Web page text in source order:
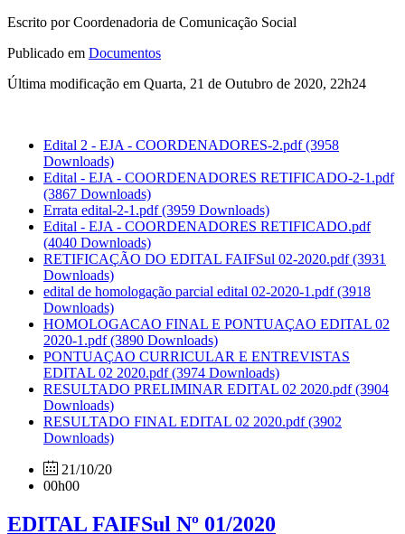
Escrito por Coordenadoria de Comunicação Social
Publicado em Documentos
Última modificação em Quarta, 21 de Outubro de 2020, 22h24
Edital 2 - EJA - COORDENADORES-2.pdf(3958
Downloads)
Edital - EJA - COORDENADORES RETIFICADO-2-1.pdf
(3867 Downloads)
Errata edital-2-1.pdf(3959 Downloads)
Edital - EJA - COORDENADORES RETIFICADO.pdf
(4040 Downloads)
RETIFICAÇÃO DO EDITAL FAIFSul 02-2020.pdf(3931
Downloads)
edital de homologação parcial edital 02-2020-1.pdf(3918
Downloads)
HOMOLOGACAO FINAL E PONTUAÇAO EDITAL 02
2020-1.pdf(3890 Downloads)
PONTUAÇAO CURRICULAR E ENTREVISTAS
EDITAL 02 2020.pdf(3974 Downloads)
RESULTADO PRELIMINAR EDITAL 02 2020.pdf(3904
Downloads)
RESULTADO FINAL EDITAL 02 2020.pdf(3902
Downloads)
21/10/20
00h00
EDITAL FAIFSul Nº 01/2020